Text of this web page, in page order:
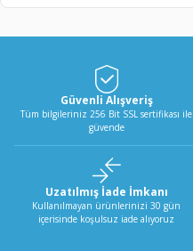
Güvenli Alışveriş
Tüm bilgileriniz 256 Bit SSL sertifikası ile
güvende
Uzatılmış İade İmkanı
Kullanılmayan ürünlerinizi 30 gün
içerisinde koşulsuz iade alıyoruz